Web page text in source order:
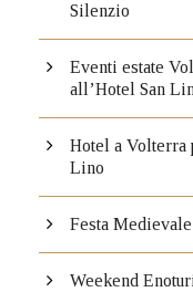
Silenzio
Eventi estate
all’Hotel San
Hotel a Volterra
Lino
Festa
Weekend